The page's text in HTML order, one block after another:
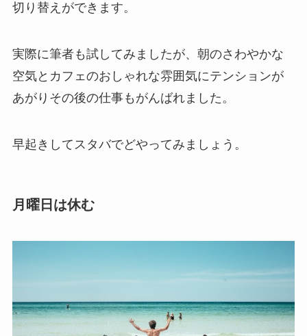
切り替えができます。
実際に筆者も試してみましたが、朝のさわやかな
空気とカフェのおしゃれな雰囲気にテンションが
あがりその後の仕事もがんばれました。
早起きしてスタバでどやってみましょう。
月曜日は休む